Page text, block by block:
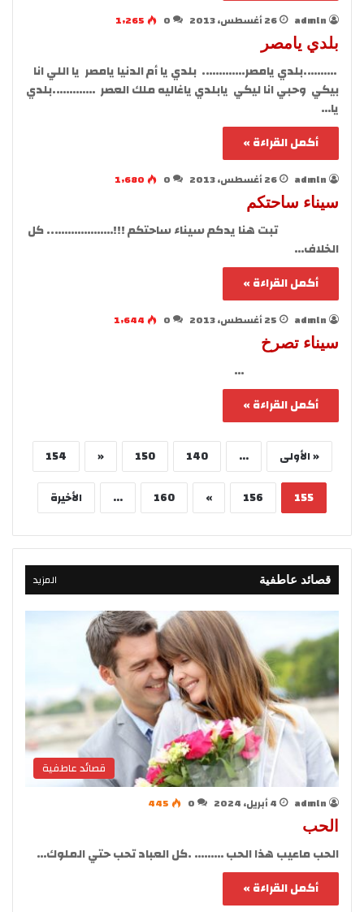
admln 26 أغسطس، 2013 0
1٬265
بلدي يامصر
……….بلدي يامصر…………. بلدي يا أم الدنيا يامصر يا اللي انا
بيكي وحبي انا ليكي يابلدي ياغاليه ملك العصر ………….بلدي
يا…
أكمل القراءة »
admln 26 أغسطس، 2013 0
1٬680
سيناء ساحتكم
تبت هنا يدكم سيناء ساحتكم !!!……………….. كل
الخلاف…
أكمل القراءة »
admln 25 أغسطس، 2013 0
1٬644
سيناء تصرخ
…
أكمل القراءة »
« الأولى ...
140
150
«
154
155
156
»
160
... الأخيرة
قصائد عاطفية المزيد
قصائد عاطفية
admln 4 أبريل، 2024 0
445
الحب
الحب ماعيب هذا الحب ……… .كل العباد تحب حتي الملوك…
أكمل القراءة »